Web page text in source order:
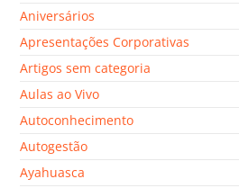
Aniversários
Apresentações Corporativas
Artigos sem categoria
Aulas ao Vivo
Autoconhecimento
Autogestão
Ayahuasca